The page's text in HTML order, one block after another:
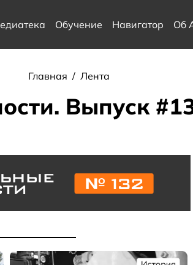
Обучение Навигатор Об
Главная / Лента
Выпуск